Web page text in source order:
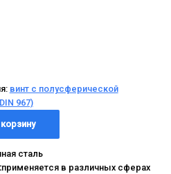
винт с полусферической
967)
сталь
применяется в различных сферах